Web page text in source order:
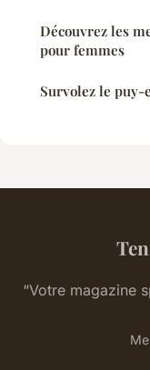
Découvrez les
pour femmes
Survolez le
“Votre magazine